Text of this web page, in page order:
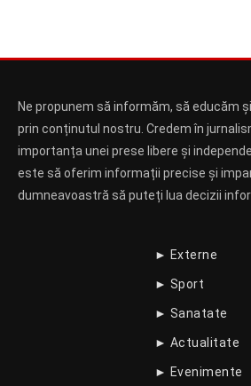
Ne propunem să informăm, să educăm
prin conținutul nostru. Credem în
importanța unei prese libere și
este să oferim informații precise și
dumneavoastră să puteți lua decizii
► Externe
► Sport
► Sanatate
► Actualitate
► Evenimente